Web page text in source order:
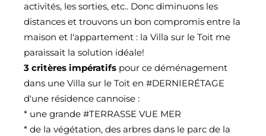
activités, les sorties, etc.. Donc diminuons les
distances et trouvons un bon compromis entre la
maison et l'appartement : la Villa sur le Toit me
paraissait la solution idéale!
3 critères impératifs pour ce déménagement
dans une Villa sur le Toit en #DERNIERÉTAGE
d'une résidence cannoise :
* une grande #TERRASSE VUE MER
* de la végétation, des arbres dans le parc de la